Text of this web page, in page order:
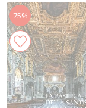
75%